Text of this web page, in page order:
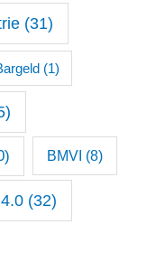
(31)
(1)
BMVI (8)
(32)